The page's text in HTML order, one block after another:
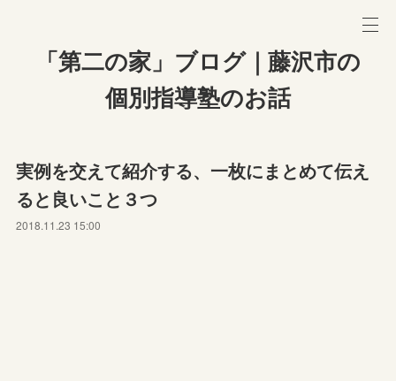
「第二の家」ブログ｜藤沢市の
個別指導塾のお話
実例を交えて紹介する、一枚にまとめて伝え
ると良いこと３つ
2018.11.23 15:00